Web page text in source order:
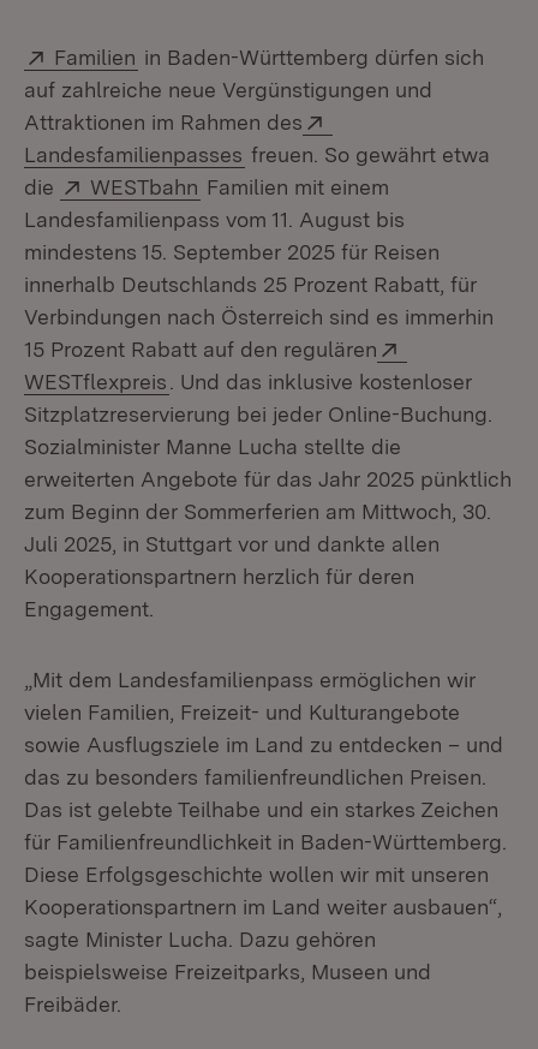
Extern:
Familien (Öffnet in neuem Fenster)
in Baden-Württemberg dürfen sich
auf zahlreiche neue Vergünstigungen und
Attraktionen im Rahmen des
Landesfamilienpasses (Öffnet in neuem Fenster)
freuen. So gewährt etwa
die
Extern:
WESTbahn (Öffnet in neuem Fenster)
Familien mit einem
Landesfamilienpass vom 11. August bis
mindestens 15. September 2025 für Reisen
innerhalb Deutschlands 25 Prozent Rabatt, für
Verbindungen nach Österreich sind es immerhin
15 Prozent Rabatt auf den regulären
WESTflexpreis (Öffnet in neuem Fenster)
. Und das inklusive kostenloser
Sitzplatzreservierung bei jeder Online-Buchung.
Sozialminister Manne Lucha stellte die
erweiterten Angebote für das Jahr 2025 pünktlich
zum Beginn der Sommerferien am Mittwoch, 30.
Juli 2025, in Stuttgart vor und dankte allen
Kooperationspartnern herzlich für deren
Engagement.
„Mit dem Landesfamilienpass ermöglichen wir
vielen Familien, Freizeit- und Kulturangebote
sowie Ausflugsziele im Land zu entdecken – und
das zu besonders familienfreundlichen Preisen.
Das ist gelebte Teilhabe und ein starkes Zeichen
für Familienfreundlichkeit in Baden-Württemberg.
Diese Erfolgsgeschichte wollen wir mit unseren
Kooperationspartnern im Land weiter ausbauen“,
sagte Minister Lucha. Dazu gehören
beispielsweise Freizeitparks, Museen und
Freibäder.